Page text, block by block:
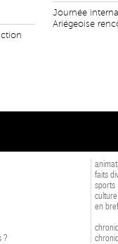
Journée
Ariégeoise
?
faits
sports
culture
en bref